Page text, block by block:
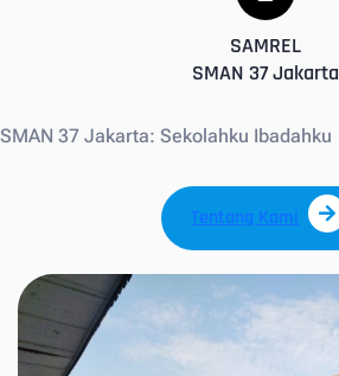
SAMREL
SMAN 37 Jakarta
SMAN 37 Jakarta: Sekolahku Ibadahku
Tentang Kami